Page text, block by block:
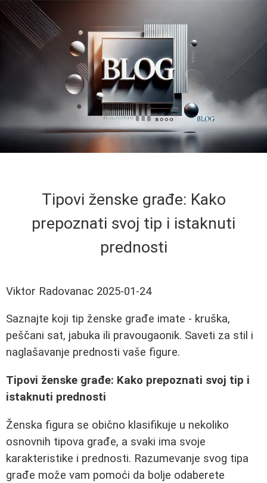
Tipovi ženske građe: Kako
prepoznati svoj tip i istaknuti
prednosti
Viktor Radovanac 2025-01-24
Saznajte koji tip ženske građe imate - kruška,
peščani sat, jabuka ili pravougaonik. Saveti za stil i
naglašavanje prednosti vaše figure.
Tipovi ženske građe: Kako prepoznati svoj tip i
istaknuti prednosti
Ženska figura se obično klasifikuje u nekoliko
osnovnih tipova građe, a svaki ima svoje
karakteristike i prednosti. Razumevanje svog tipa
građe može vam pomoći da bolje odaberete